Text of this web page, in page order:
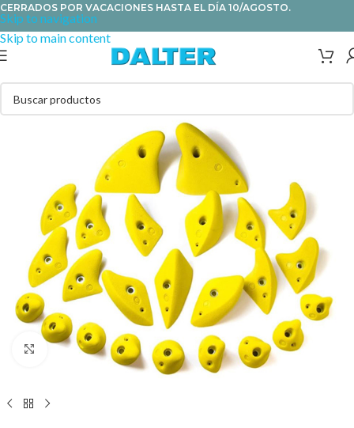
Skip to navigation
Skip to main content
CERRADOS POR VACACIONES HASTA EL DÍA 10/AGOSTO.
Clic para ampliar